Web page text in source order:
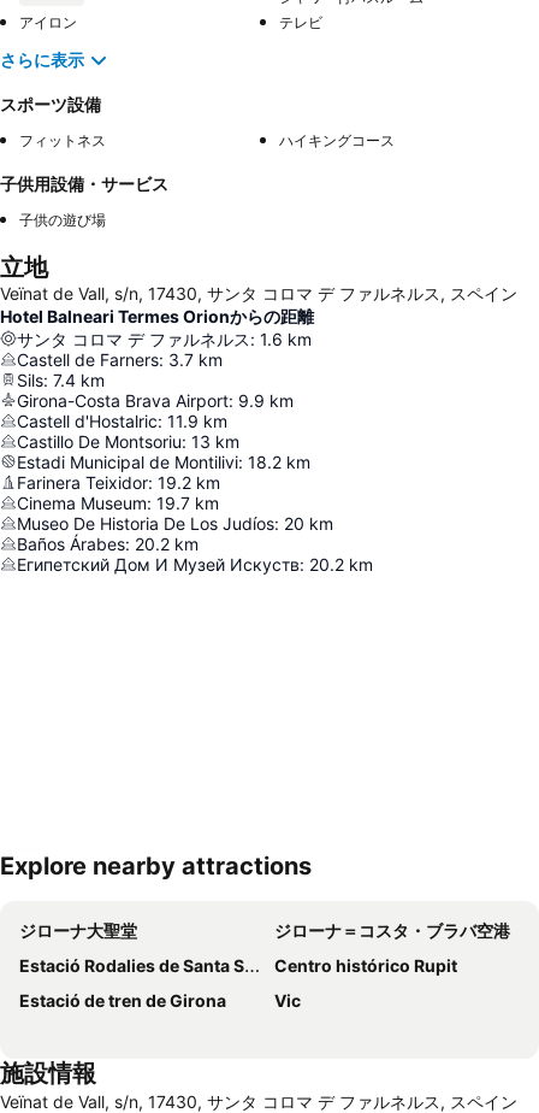
アイロン
テレビ
さらに表示
スポーツ設備
フィットネス ハイキングコース
子供用設備・サービス
子供の遊び場
立地
Veïnat de Vall, s/n, 17430, サンタ コロマ デ ファルネルス, スペイン
Hotel Balneari Termes Orionからの距離
サンタ コロマ デ ファルネルス: 1.6 km
Castell de Farners: 3.7 km
Sils: 7.4 km
Girona-Costa Brava Airport: 9.9 km
Castell d'Hostalric: 11.9 km
Castillo De Montsoriu: 13 km
Estadi Municipal de Montilivi: 18.2 km
Farinera Teixidor: 19.2 km
Cinema Museum: 19.7 km
Museo De Historia De Los Judíos: 20 km
Baños Árabes: 20.2 km
Египетский Дом И Музей Искуств: 20.2 km
地図を拡大
Explore nearby attractions
ジローナ大聖堂
ジローナ＝コスタ・ブラバ空港
Estació Rodalies de Santa Susanna
Centro histórico Rupit
Estació de tren de Girona
Vic
施設情報
Veïnat de Vall, s/n, 17430, サンタ コロマ デ ファルネルス, スペイン